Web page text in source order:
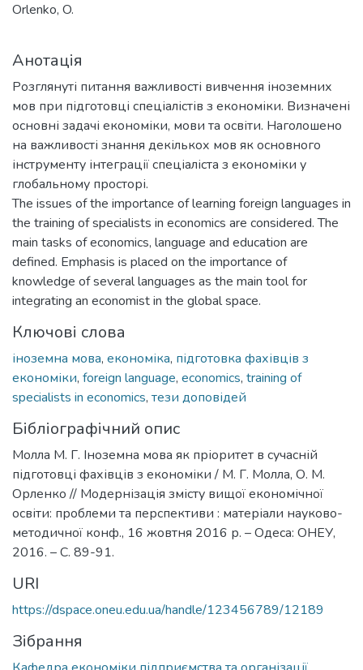
Orlenko, O.
Анотація
Розглянуті питання важливості вивчення іноземних
мов при підготовці спеціалістів з економіки. Визначені
основні задачі економіки, мови та освіти. Наголошено
на важливості знання декількох мов як основного
інструменту інтеграції спеціаліста з економіки у
глобальному просторі.
The issues of the importance of learning foreign languages in
the training of specialists in economics are considered. The
main tasks of economics, language and education are
defined. Emphasis is placed on the importance of
knowledge of several languages as the main tool for
integrating an economist in the global space.
Ключові слова
іноземна мова, економіка, підготовка фахівців з
економіки, foreign language, economics, training of
specialists in economics, тези доповідей
Бібліографічний опис
Молла М. Г. Іноземна мова як пріоритет в сучасній
підготовці фахівців з економіки / М. Г. Молла, О. М.
Орленко // Модернізація змісту вищої економічної
освіти: проблеми та перспективи : матеріали науково-
методичної конф., 16 жовтня 2016 р. – Одеса: ОНЕУ,
2016. – С. 89-91.
URI
https://dspace.oneu.edu.ua/handle/123456789/12189
Зібрання